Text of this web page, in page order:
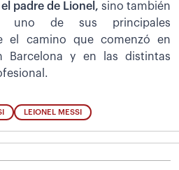
padre de Lionel, sino también
uno de sus principales
el camino que comenzó en
Barcelona y en las distintas
LEIONEL MESSI